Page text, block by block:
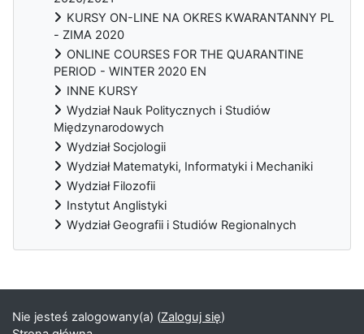
KURSY ON-LINE NA OKRES KWARANTANNY PL
- ZIMA 2020
ONLINE COURSES FOR THE QUARANTINE
PERIOD - WINTER 2020 EN
INNE KURSY
Wydział Nauk Politycznych i Studiów
Międzynarodowych
Wydział Socjologii
Wydział Matematyki, Informatyki i Mechaniki
Wydział Filozofii
Instytut Anglistyki
Wydział Geografii i Studiów Regionalnych
Bloki uzupełniające
Nie jesteś zalogowany(a) (Zaloguj się)